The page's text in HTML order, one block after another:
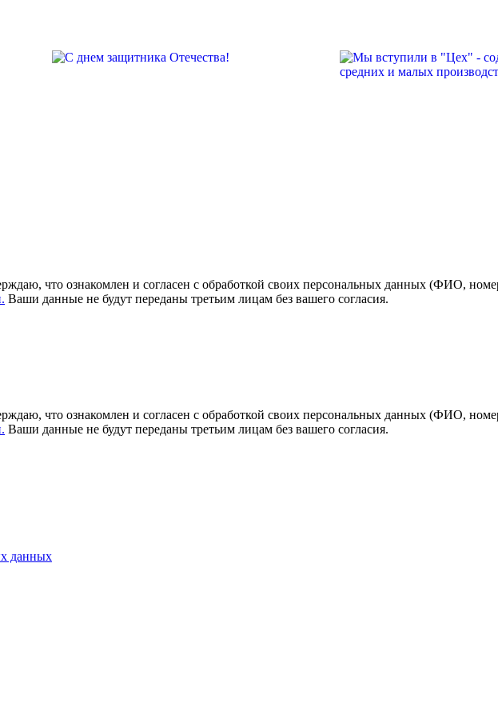
что ознакомлен и согласен с обработкой своих персональных данных (ФИО,
Ваши данные не будут переданы третьим лицам без вашего согласия.
что ознакомлен и согласен с обработкой своих персональных данных (ФИО,
Ваши данные не будут переданы третьим лицам без вашего согласия.
данных